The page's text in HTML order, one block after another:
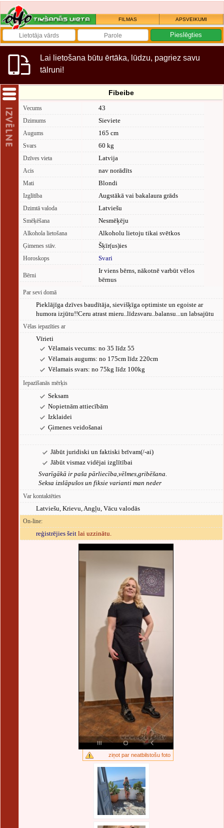
FILMAS APSVEIKUMI
Lai lietošana būtu ērtāka, lūdzu, pagriez savu
tālruni!
Fibeibe
Vecums 43
Dzimums Sieviete
Augums 165 cm
Svars 60 kg
Dzīves vieta Latvija
Acis nav norādīts
Mati Blondi
Izglītība Augstākā vai bakalaura grāds
Dzimtā valoda Latviešu
Smēķēšana Nesmēķēju
Alkohola lietošana Alkoholu lietoju tikai svētkos
Ģimenes stāv. Šķīr(us)ies
Horoskops Svari
Bērni
Ir viens bērns, nākotnē varbūt vēlos
bērnus
Par sevi domā
Pieklājīga dzīves baudītāja, sievišķīga optimiste un egoiste ar
humora izjūtu!!Ceru atrast mieru..līdzsvaru..balansu...un labsajūtu
Vēlas iepazīties ar
Vīrieti
Vēlamais vecums: no 35 līdz 55
Vēlamais augums: no 175cm līdz 220cm
Vēlamais svars: no 75kg līdz 100kg
Iepazīšanās mērķis
Seksam
Nopietnām attiecībām
Izklaidei
Ģimenes veidošanai
Jābūt juridiski un faktiski brīvam(/-ai)
Jābūt vismaz vidējai izglītībai
Svarīgākā ir paša pārliecība,vēlmes,gribēšana.
Seksa izslāpušos un fiksie varianti man neder
Var kontaktēties
Latviešu, Krievu, Angļu, Vācu valodās
On-line:
reģistrējies šeit lai uzzinātu.
ziņot par neatbilstošu foto